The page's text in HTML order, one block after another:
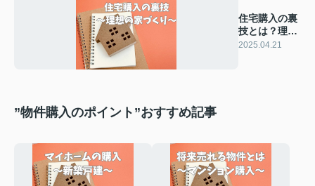
住宅購入の裏
技とは？理想
の家づくりを
2025.04.21
”物件購入のポイント”おすすめ記事